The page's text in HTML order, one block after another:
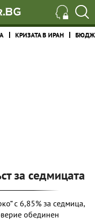
КРИЗАТА В ИРАН
за седмицата
с 6,85% за седмица,
обединен